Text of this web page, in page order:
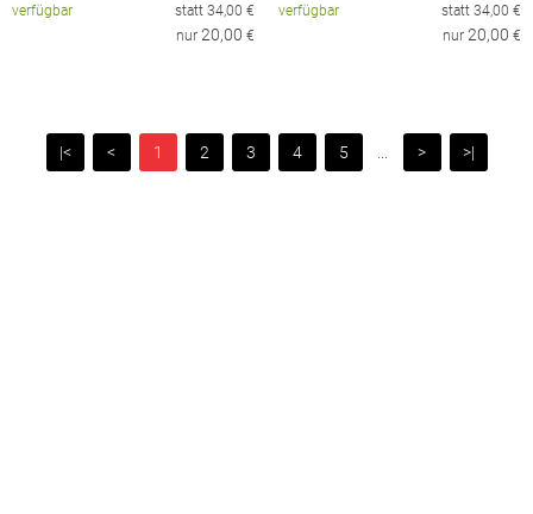
verfügbar
statt 34,00 €
nur 20,00 €
verfügbar
statt 34,00 €
nur 20,00 €
|< < 1 2 3 4 5 > >|